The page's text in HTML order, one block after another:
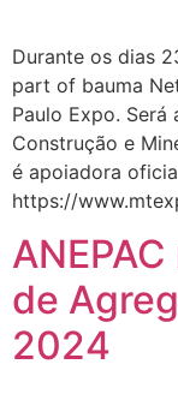
Durante os dias
part of bauma
Paulo Expo. Será
Construção e
é apoiadora
https://
de
2024